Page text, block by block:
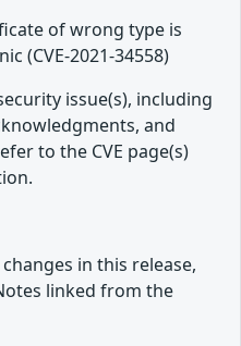
of wrong type is
(CVE-2021-34558)
issue(s), including
and
to the CVE page(s)
in this release,
linked from the